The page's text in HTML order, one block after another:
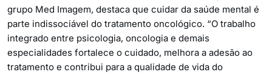
grupo Med Imagem, destaca que cuidar da saúde mental é
parte indissociável do tratamento oncológico. “O trabalho
integrado entre psicologia, oncologia e demais
especialidades fortalece o cuidado, melhora a adesão ao
tratamento e contribui para a qualidade de vida do